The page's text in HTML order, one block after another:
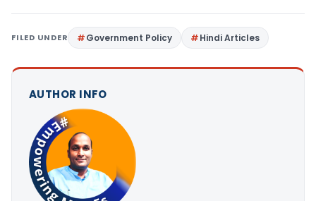
FILED UNDER Government Policy Hindi Articles
AUTHOR INFO